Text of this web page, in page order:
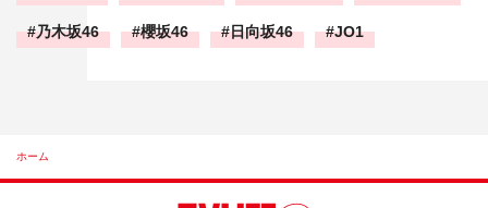
乃木坂46 櫻坂46 日向坂46 JO1
ホーム